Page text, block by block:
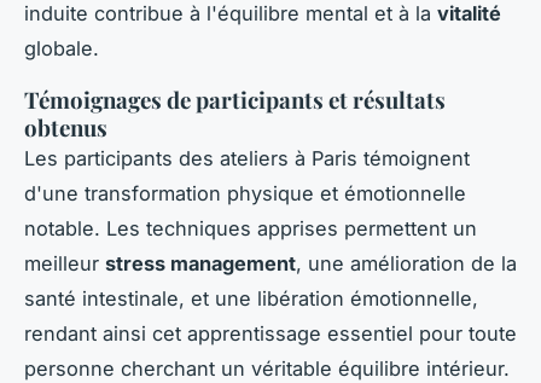
induite contribue à l'équilibre mental et à la vitalité
globale.
Témoignages de participants et résultats
obtenus
Les participants des ateliers à Paris témoignent
d'une transformation physique et émotionnelle
notable. Les techniques apprises permettent un
meilleur stress management, une amélioration de la
santé intestinale, et une libération émotionnelle,
rendant ainsi cet apprentissage essentiel pour toute
personne cherchant un véritable équilibre intérieur.